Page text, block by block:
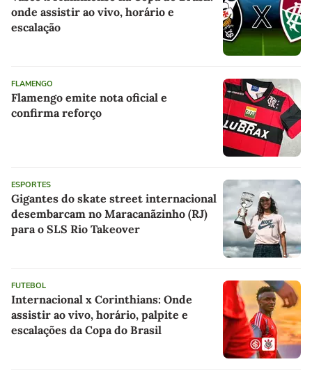
onde assistir ao vivo, horário e
escalação
FLAMENGO
Flamengo emite nota oficial e
confirma reforço
ESPORTES
Gigantes do skate street internacional
desembarcam no Maracanãzinho (RJ)
para o SLS Rio Takeover
FUTEBOL
Internacional x Corinthians: Onde
assistir ao vivo, horário, palpite e
escalações da Copa do Brasil